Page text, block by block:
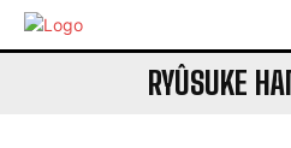
RYÛSUKE